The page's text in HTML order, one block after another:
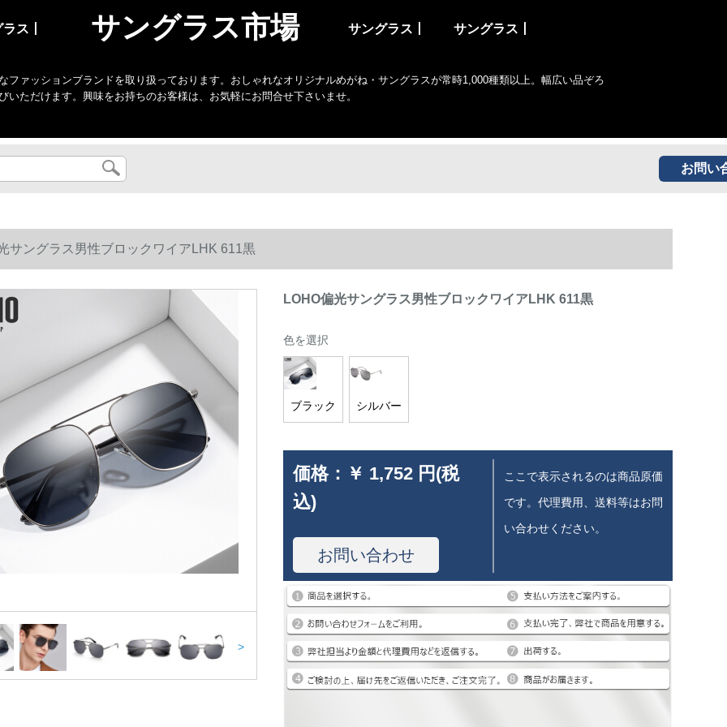
ス丨 サングラス市場 サングラス丨 サングラス丨
ファッションブランドを取り扱っております。おしゃれなオリジナルめがね・サングラスが常時1,000種類以上。幅広い品ぞろ
いただけます。興味をお持ちのお客様は、お気軽にお問合せ下さいませ。
お問い
サングラス男性ブロックワイアLHK 611黒
>
LOHO偏光サングラス男性ブロックワイアLHK 611黒
色を選択
ブラック シルバー
価格： ￥ 1,752 円(税
込)
お問い合わせ
ここで表示されるのは商品原価
です。代理費用、送料等はお問
い合わせください。